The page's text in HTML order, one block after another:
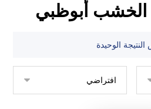
الخشب أبوظبي
الوحيدة